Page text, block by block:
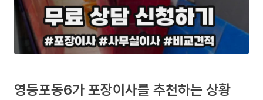
영등포동6가 포장이사를 추천하는 상황